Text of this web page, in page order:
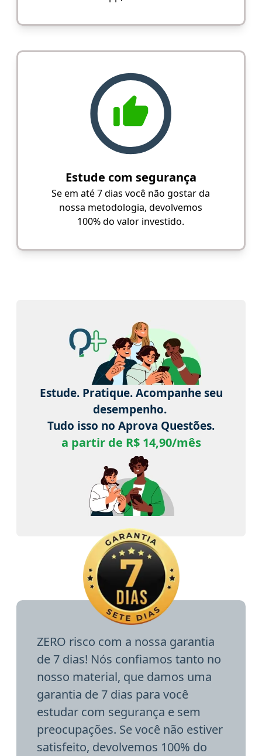
Estude com segurança
Se em até 7 dias você não gostar da
nossa metodologia, devolvemos
100% do valor investido.
Estude. Pratique. Acompanhe seu
desempenho.
Tudo isso no Aprova Questões.
a partir de R$ 14,90/mês
ZERO risco com a nossa garantia
de 7 dias! Nós confiamos tanto no
nosso material, que damos uma
garantia de 7 dias para você
estudar com segurança e sem
preocupações. Se você não estiver
satisfeito, devolvemos 100% do